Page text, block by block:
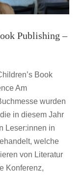
Publishing –
Book
Am
wurden
in diesem Jahr
Leser:innen in
welche
von Literatur
Konferenz,